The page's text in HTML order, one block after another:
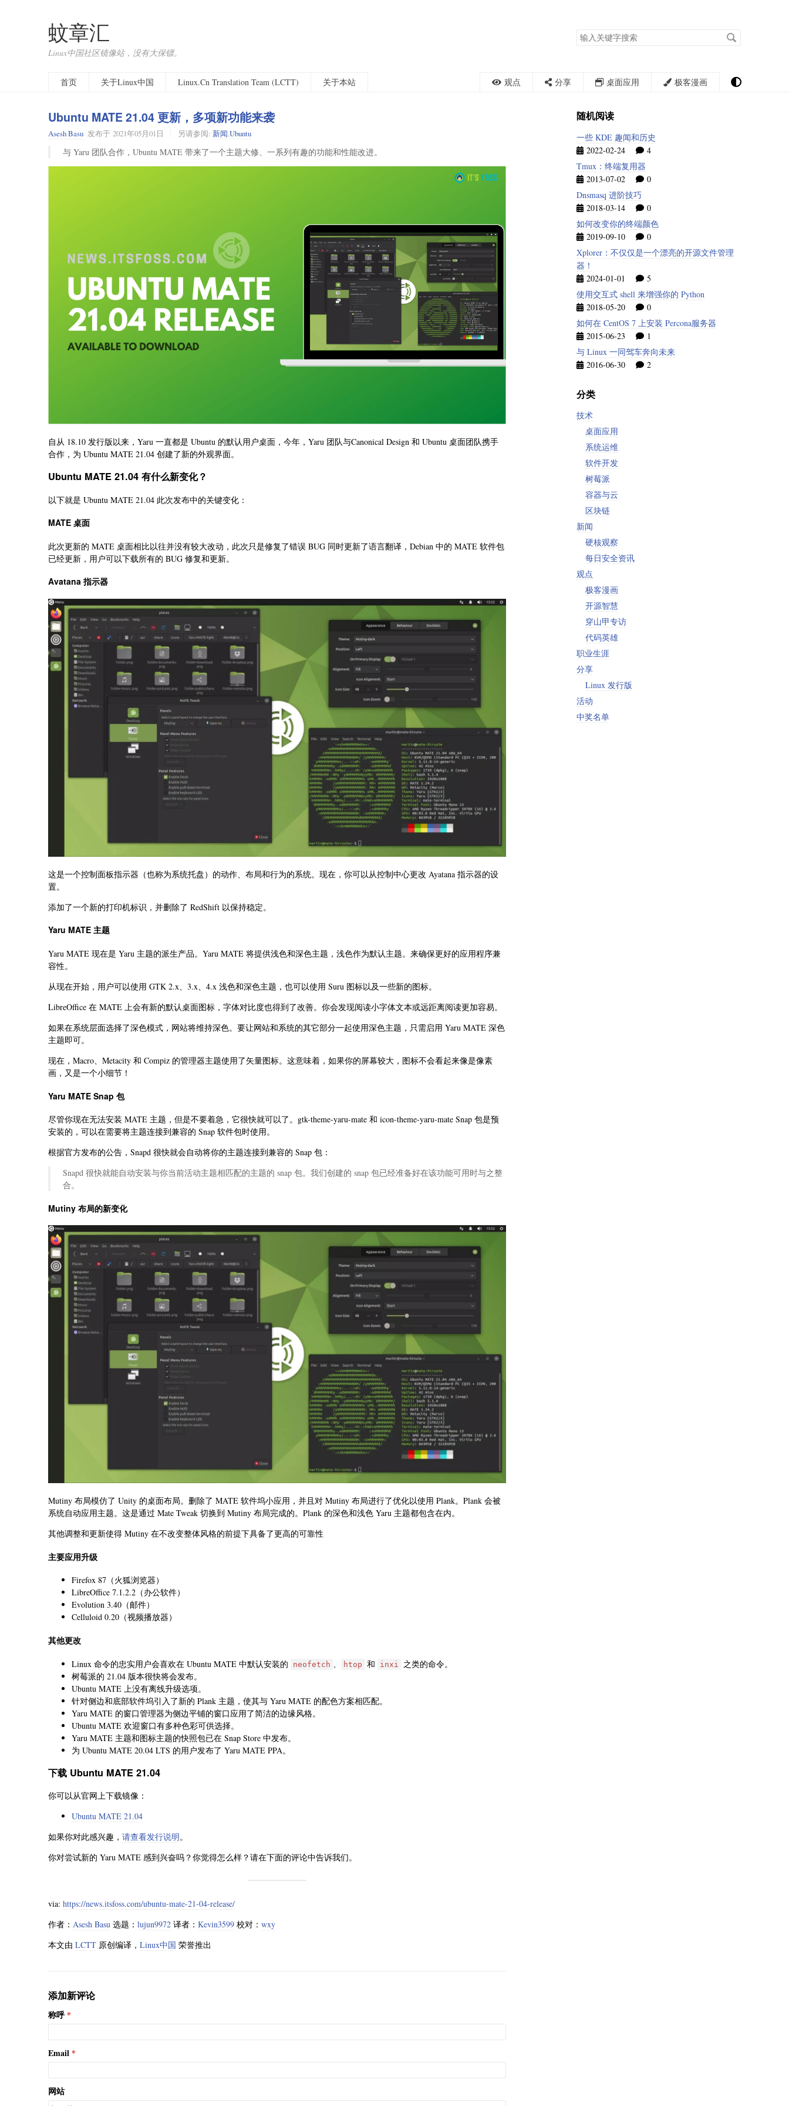
蚊章汇
Linux中国社区镜像站，没有大保镖。
搜
索
首页
关于Linux中国 Linux.Cn Translation Team (LCTT) 关于本站 观点 分享 桌面应用 极客漫画
Ubuntu MATE 21.04 更新，多项新功能来袭
Asesh Basu 发布于 2021年05月01日 另请参阅: 新闻,Ubuntu
与 Yaru 团队合作，Ubuntu MATE 带来了一个主题大修、一系列有趣的功能和性能改进。
自从 18.10 发行版以来，Yaru 一直都是 Ubuntu 的默认用户桌面，今年，Yaru 团队与Canonical Design 和 Ubuntu 桌面团队携手
合作，为 Ubuntu MATE 21.04 创建了新的外观界面。
Ubuntu MATE 21.04 有什么新变化？
以下就是 Ubuntu MATE 21.04 此次发布中的关键变化：
MATE 桌面
此次更新的 MATE 桌面相比以往并没有较大改动，此次只是修复了错误 BUG 同时更新了语言翻译，Debian 中的 MATE 软件包
已经更新，用户可以下载所有的 BUG 修复和更新。
Avatana 指示器
这是一个控制面板指示器（也称为系统托盘）的动作、布局和行为的系统。现在，你可以从控制中心更改 Ayatana 指示器的设
置。
添加了一个新的打印机标识，并删除了 RedShift 以保持稳定。
Yaru MATE 主题
Yaru MATE 现在是 Yaru 主题的派生产品。Yaru MATE 将提供浅色和深色主题，浅色作为默认主题。来确保更好的应用程序兼
容性。
从现在开始，用户可以使用 GTK 2.x、3.x、4.x 浅色和深色主题，也可以使用 Suru 图标以及一些新的图标。
LibreOffice 在 MATE 上会有新的默认桌面图标，字体对比度也得到了改善。你会发现阅读小字体文本或远距离阅读更加容易。
如果在系统层面选择了深色模式，网站将维持深色。要让网站和系统的其它部分一起使用深色主题，只需启用 Yaru MATE 深色
主题即可。
现在，Macro、Metacity 和 Compiz 的管理器主题使用了矢量图标。这意味着，如果你的屏幕较大，图标不会看起来像是像素
画，又是一个小细节！
Yaru MATE Snap 包
尽管你现在无法安装 MATE 主题，但是不要着急，它很快就可以了。gtk-theme-yaru-mate 和 icon-theme-yaru-mate Snap 包是预
安装的，可以在需要将主题连接到兼容的 Snap 软件包时使用。
根据官方发布的公告，Snapd 很快就会自动将你的主题连接到兼容的 Snap 包：
Snapd 很快就能自动安装与你当前活动主题相匹配的主题的 snap 包。我们创建的 snap 包已经准备好在该功能可用时与之整
合。
Mutiny 布局的新变化
Mutiny 布局模仿了 Unity 的桌面布局。删除了 MATE 软件坞小应用，并且对 Mutiny 布局进行了优化以使用 Plank。Plank 会被
系统自动应用主题。这是通过 Mate Tweak 切换到 Mutiny 布局完成的。Plank 的深色和浅色 Yaru 主题都包含在内。
其他调整和更新使得 Mutiny 在不改变整体风格的前提下具备了更高的可靠性
主要应用升级
Firefox 87（火狐浏览器）
LibreOffice 7.1.2.2（办公软件）
Evolution 3.40（邮件）
Celluloid 0.20（视频播放器）
其他更改
Linux 命令的忠实用户会喜欢在 Ubuntu MATE 中默认安装的 neofetch htop 和 inxi
之类的命令。
树莓派的 21.04 版本很快将会发布。
Ubuntu MATE 上没有离线升级选项。
针对侧边和底部软件坞引入了新的 Plank 主题，使其与 Yaru MATE 的配色方案相匹配。
Yaru MATE 的窗口管理器为侧边平铺的窗口应用了简洁的边缘风格。
Ubuntu MATE 欢迎窗口有多种色彩可供选择。
Yaru MATE 主题和图标主题的快照包已在 Snap Store 中发布。
为 Ubuntu MATE 20.04 LTS 的用户发布了 Yaru MATE PPA。
下载 Ubuntu MATE 21.04
你可以从官网上下载镜像：
Ubuntu MATE 21.04
如果你对此感兴趣， 请查看发行说明。
你对尝试新的 Yaru MATE 感到兴奋吗？你觉得怎么样？请在下面的评论中告诉我们。
via: https://news.itsfoss.com/ubuntu-mate-21-04-release/
作者： Asesh Basu 选题： lujun9972 译者： Kevin3599 校对： wxy
本文由 LCTT 原创编译， Linux中国 荣誉推出
添加新评论
称呼
Email
网站
随机阅读
一些 KDE 趣闻和历史
2022-02-24
4
Tmux：终端复用器
2013-07-02
0
Dnsmasq 进阶技巧
2018-03-14
0
如何改变你的终端颜色
2019-09-10
0
Xplorer：不仅仅是一个漂亮的开源文件管理
器！
2024-01-01
5
使用交互式 shell 来增强你的 Python
2018-05-20
0
如何在 CentOS 7 上安装 Percona服务器
2015-06-23
1
与 Linux 一同驾车奔向未来
2016-06-30
2
分类
技术
桌面应用
系统运维
软件开发
树莓派
容器与云
区块链
新闻
硬核观察
每日安全资讯
观点
极客漫画
开源智慧
穿山甲专访
代码英雄
职业生涯
分享
Linux 发行版
活动
中奖名单